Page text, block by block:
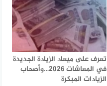
تعرف على ميعاد الزيادة الجديدة
في المعاشات 2026…وأصحاب
الزيادات المبكرة